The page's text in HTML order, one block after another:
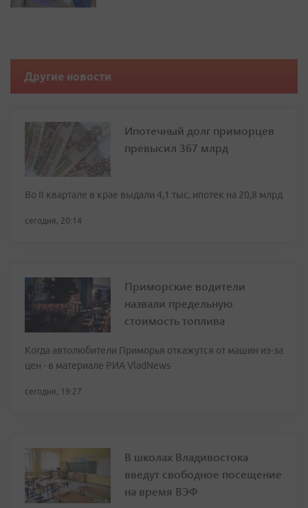
Другие новости
Ипотечный долг приморцев
превысил 367 млрд
Во II квартале в крае выдали 4,1 тыс. ипотек на 20,8 млрд
сегодня, 20:14
Приморские водители
назвали предельную
стоимость топлива
Когда автолюбители Приморья откажутся от машин из-за
цен - в материале РИА VladNews
сегодня, 19:27
В школах Владивостока
введут свободное посещение
на время ВЭФ